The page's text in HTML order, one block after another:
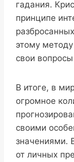
гадания.
принципе
этому
свои
В итоге, в
огромное
своими
значениями.
от личных